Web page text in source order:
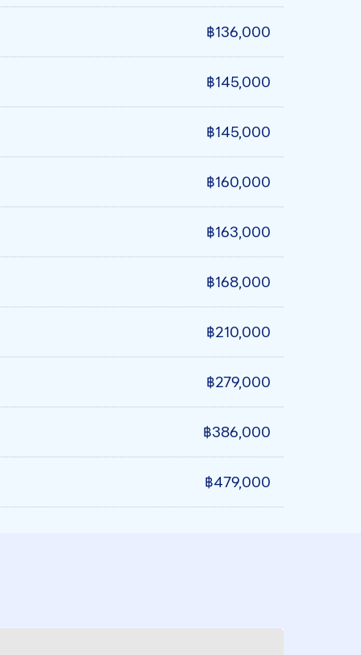
฿136,000
฿145,000
฿145,000
฿160,000
฿163,000
฿168,000
฿210,000
฿279,000
฿386,000
฿479,000